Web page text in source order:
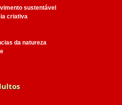
sustentável
criativa
da natureza